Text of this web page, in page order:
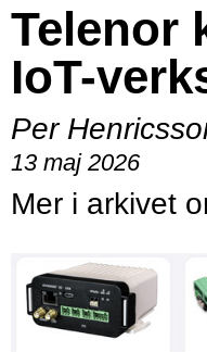
Telenor
IoT-
Per
13 maj 2026